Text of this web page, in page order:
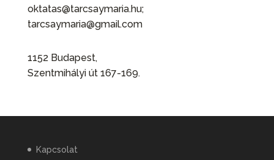
oktatas@tarcsaymaria.hu;
tarcsaymaria@gmail.com
1152 Budapest,
Szentmihályi út 167-169.
Kapcsolat